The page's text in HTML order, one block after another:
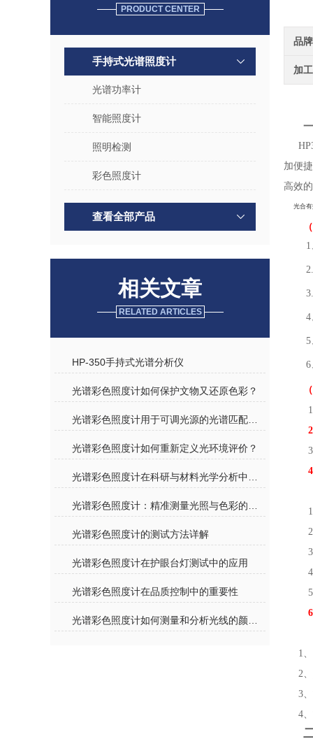
PRODUCT CENTER
手持式光谱照度计
光谱功率计
智能照度计
照明检测
彩色照度计
查看全部产品
相关文章
RELATED ARTICLES
HP-350手持式光谱分析仪
光谱彩色照度计如何保护文物又还原色彩？
光谱彩色照度计如何重新定义光环境评价？
光谱彩色照度计的测试方法详解
光谱彩色照度计在护眼台灯测试中的应用
光谱彩色照度计在品质控制中的重要性
品牌
加
加便
高效
光合
1
2
3.
4
5
6
1
2
3
4